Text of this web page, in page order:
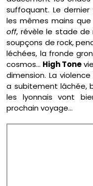
suffoquant. Le dernier
les mêmes mains
off, révèle le stade
soupçons de rock,
léchées, la fronde
cosmos… High Tone
dimension. La
a subitement lâchée,
les lyonnais vont
prochain voyage…